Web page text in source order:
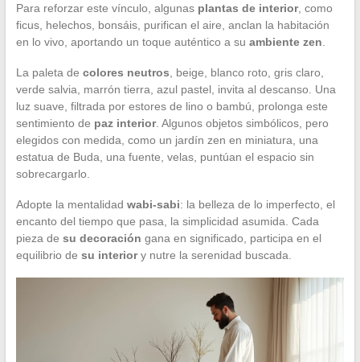
Para reforzar este vínculo, algunas plantas de interior, como
ficus, helechos, bonsáis, purifican el aire, anclan la habitación
en lo vivo, aportando un toque auténtico a su ambiente zen
La paleta de colores neutros , beige, blanco roto, gris claro,
verde salvia, marrón tierra, azul pastel, invita al descanso. Una
luz suave, filtrada por estores de lino o bambú, prolonga este
sentimiento de paz interior. Algunos objetos simbólicos, pero
elegidos con medida, como un jardín zen en miniatura, una
estatua de Buda, una fuente, velas, puntúan el espacio sin
sobrecargarlo.
Adopte la mentalidad wabi-sabi: la belleza de lo imperfecto, el
encanto del tiempo que pasa, la simplicidad asumida. Cada
pieza de su decoración gana en significado, participa en el
equilibrio de su interiory nutre la serenidad buscada.